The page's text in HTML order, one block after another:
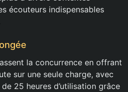
écouteurs indispensables
la concurrence en offrant
sur une seule charge, avec
25 heures d’utilisation grâce